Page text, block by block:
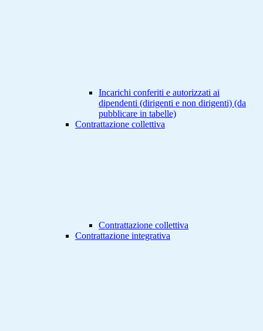
Incarichi conferiti e autorizzati ai
dipendenti (dirigenti e non dirigenti) (da
pubblicare in tabelle)
Contrattazione collettiva
Contrattazione collettiva
Contrattazione integrativa